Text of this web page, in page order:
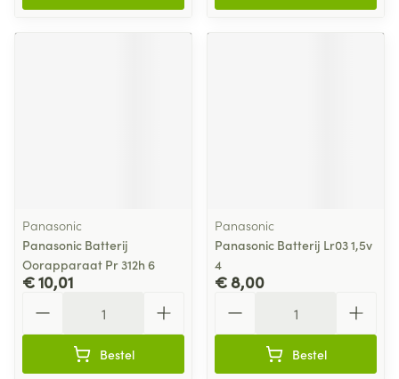
Panasonic
Panasonic Batterij
Oorapparaat Pr 312h 6
€ 10,01
Bestel
Panasonic
Panasonic Batterij Lr03 1,5v
4
€ 8,00
Bestel